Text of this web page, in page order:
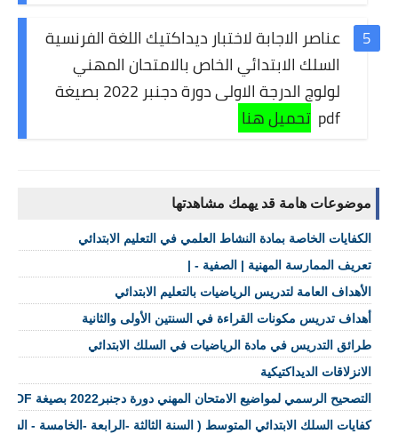
عناصر الاجابة لاختبار ديداكتيك اللغة الفرنسية
السلك الابتدائي الخاص بالامتحان المهني
لولوج الدرجة الاولى دورة دجنبر 2022 بصيغة
pdf تحميل هنا
موضوعات هامة قد يهمك مشاهدتها
الكفايات الخاصة بمادة النشاط العلمي في التعليم الابتدائي
تعريف الممارسة المهنية | الصفية - |
الأهداف العامة لتدريس الرياضيات بالتعليم الابتدائي
أهداف تدريس مكونات القراءة في السنتين الأولى والثانية
طرائق التدريس في مادة الرياضيات في السلك الابتدائي
الانزلاقات الديداكتيكية
التصحيح الرسمي لمواضيع الامتحان المهني دورة دجنبر2022 بصيغة PDF
كفايات السلك الابتدائي المتوسط ( السنة الثالثة -الرابعة -الخامسة -